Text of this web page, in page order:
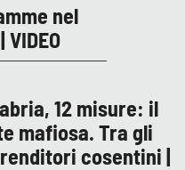
nel
12 misure: il
mafiosa. Tra gli
cosentini |